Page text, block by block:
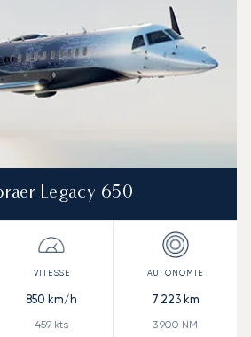
Legacy 650
850 km/h
459 kts
7 223km
3 900 NM